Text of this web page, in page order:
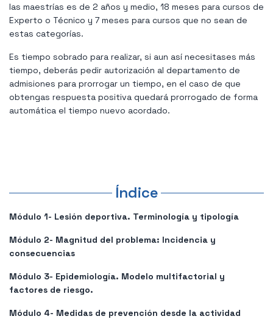
las maestrías es de 2 años y medio, 18 meses para cursos de
Experto o Técnico y 7 meses para cursos que no sean de
estas categorías.
Es tiempo sobrado para realizar, si aun así necesitases más
tiempo, deberás pedir autorización al departamento de
admisiones para prorrogar un tiempo, en el caso de que
obtengas respuesta positiva quedará prorrogado de forma
automática el tiempo nuevo acordado.
Índice
Módulo 1- Lesión deportiva. Terminología y tipología
Módulo 2- Magnitud del problema: Incidencia y
consecuencias
Módulo 3- Epidemiología. Modelo multifactorial y
factores de riesgo.
Módulo 4- Medidas de prevención desde la actividad